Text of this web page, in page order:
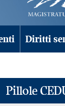
Diritti
Pillole